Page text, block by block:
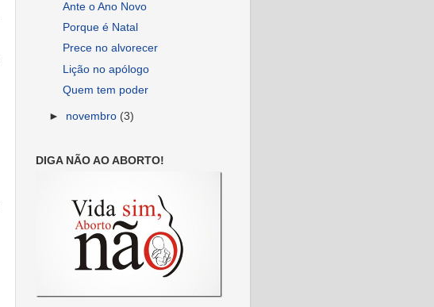
Ante o Ano Novo
Porque é Natal
Prece no alvorecer
Lição no apólogo
Quem tem poder
► novembro (3)
DIGA NÃO AO ABORTO!